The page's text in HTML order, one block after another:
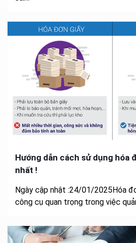
Hướng dẫn cách sử dụng hóa
nhất !
Ngày cập nhật :24/01/2025Hóa
công cụ quan trọng trong việc